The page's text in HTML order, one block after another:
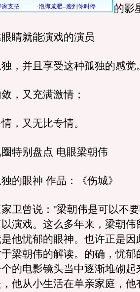
的影
就能演戏的演员
并且享受这种孤独的感觉
又充满激情；
又无比专情。
别盘点 电眼梁朝伟
眼神 作品：《伤城》
曾说："梁朝伟是可以不要
演戏。这么多年来，梁朝伟
他忧郁的眼神。也许正是因
梁朝伟的解读。的确，忧郁
的电影镜头当中逐渐堆砌起
他从小生活在单亲家庭，他